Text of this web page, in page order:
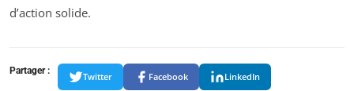
d’action solide.
Partager :
Twitter Facebook LinkedIn